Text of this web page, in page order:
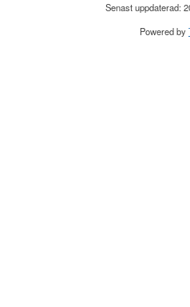
Senast uppdaterad:
Powered by